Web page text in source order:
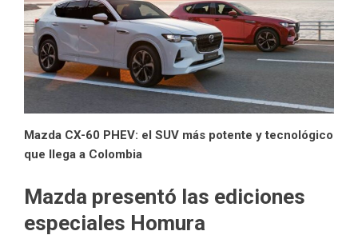
Mazda CX-60 PHEV: el SUV más potente y tecnológico
que llega a Colombia
Mazda presentó las ediciones
especiales Homura